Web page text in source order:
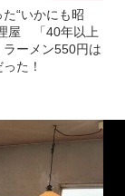
“いかにも昭
屋 「40年以上
ーメン550円は
た！